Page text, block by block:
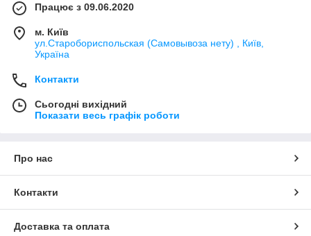
Працює з 09.06.2020
м. Київ
ул.Старобориспольская (Самовывоза нету) , Київ,
Україна
Контакти
Сьогодні вихідний
Показати весь графік роботи
Про нас
Контакти
Доставка та оплата